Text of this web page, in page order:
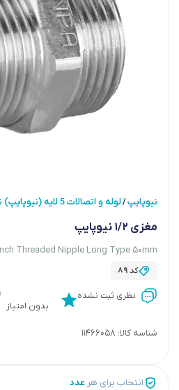
نیوپایپ/لوله و اتصالات 5 لایه (نیوپایپ) نیوپایپ
مغزی 1/2 نیوپایپ
Threaded Nipple Long Type 50mm
کد89
نظری ثبت نشده
بدون امتیاز
شناسه کالا: 11466058
انتخاب برای هر عدد